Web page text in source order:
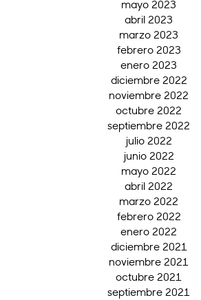
mayo 2023
abril 2023
marzo 2023
febrero 2023
enero 2023
diciembre 2022
noviembre 2022
octubre 2022
septiembre 2022
julio 2022
junio 2022
mayo 2022
abril 2022
marzo 2022
febrero 2022
enero 2022
diciembre 2021
noviembre 2021
octubre 2021
septiembre 2021